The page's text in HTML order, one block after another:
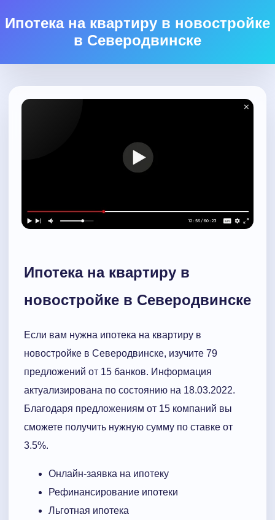
Ипотека на квартиру в новостройке
в Северодвинске
Ипотека на квартиру в
новостройке в Северодвинске
Если вам нужна ипотека на квартиру в
новостройке в Северодвинске, изучите 79
предложений от 15 банков. Информация
актуализирована по состоянию на 18.03.2022.
Благодаря предложениям от 15 компаний вы
сможете получить нужную сумму по ставке от
3.5%.
Онлайн-заявка на ипотеку
Рефинансирование ипотеки
Льготная ипотека